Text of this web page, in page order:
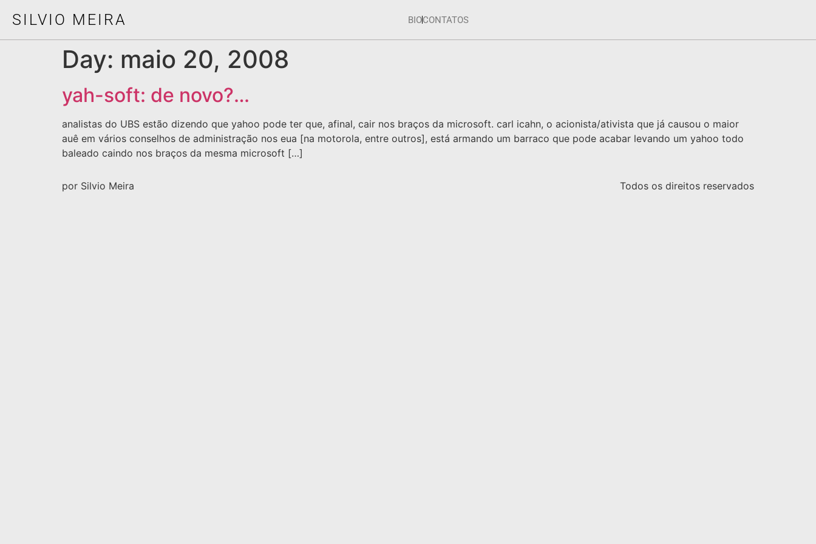
SILVIO MEIRA BIOCONTATOS
Day: maio 20, 2008
yah-soft: de novo?…
analistas do UBS estão dizendo que yahoo pode ter que, afinal, cair nos braços da microsoft. carl icahn, o acionista/ativista que já causou o maior
auê em vários conselhos de administração nos eua [na motorola, entre outros], está armando um barraco que pode acabar levando um yahoo todo
baleado caindo nos braços da mesma microsoft […]
por Silvio Meira Todos os direitos reservados